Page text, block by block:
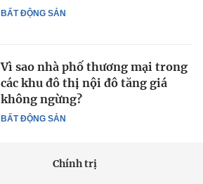
BẤT ĐỘNG SẢN
BẤT ĐỘNG SẢN
Vì sao nhà phố thương mại trong
các khu đô thị nội đô tăng giá
không ngừng?
Chính trị